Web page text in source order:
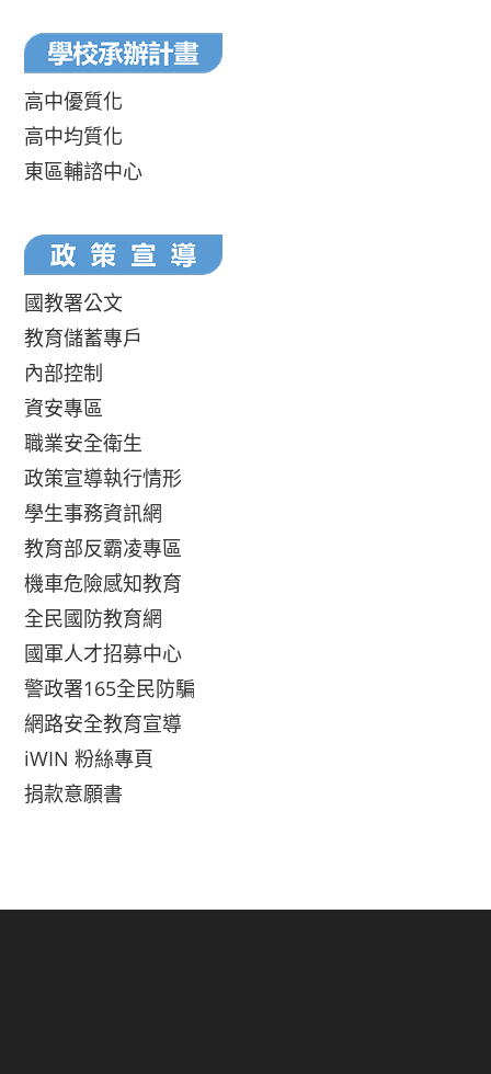
高中優質化
高中均質化
東區輔諮中心
國教署公文
教育儲蓄專戶
內部控制
資安專區
職業安全衛生
政策宣導執行情形
學生事務資訊網
教育部反霸凌專區
機車危險感知教育
全民國防教育網
國軍人才招募中心
警政署165全民防騙
網路安全教育宣導
iWIN 粉絲專頁
捐款意願書